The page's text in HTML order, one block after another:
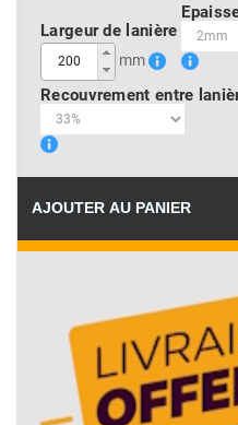
Largeur de lanière
mm
Recouvrement entre
AJOUTER AU PANIER